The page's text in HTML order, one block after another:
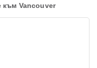
към Vancouver